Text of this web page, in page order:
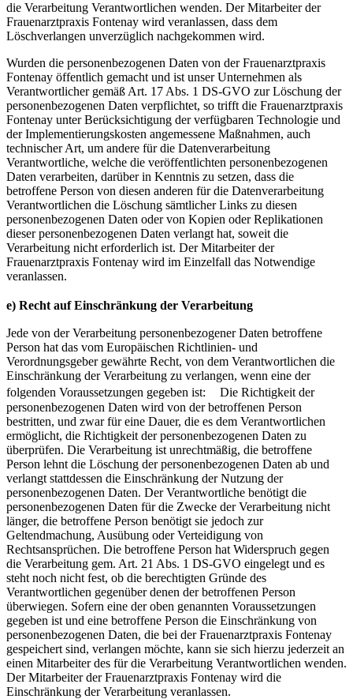
die Verarbeitung Verantwortlichen wenden. Der Mitarbeiter der
Frauenarztpraxis Fontenay wird veranlassen, dass dem
Löschverlangen unverzüglich nachgekommen wird.
Wurden die personenbezogenen Daten von der Frauenarztpraxis
Fontenay öffentlich gemacht und ist unser Unternehmen als
Verantwortlicher gemäß Art. 17 Abs. 1 DS-GVO zur Löschung der
personenbezogenen Daten verpflichtet, so trifft die Frauenarztpraxis
Fontenay unter Berücksichtigung der verfügbaren Technologie und
der Implementierungskosten angemessene Maßnahmen, auch
technischer Art, um andere für die Datenverarbeitung
Verantwortliche, welche die veröffentlichten personenbezogenen
Daten verarbeiten, darüber in Kenntnis zu setzen, dass die
betroffene Person von diesen anderen für die Datenverarbeitung
Verantwortlichen die Löschung sämtlicher Links zu diesen
personenbezogenen Daten oder von Kopien oder Replikationen
dieser personenbezogenen Daten verlangt hat, soweit die
Verarbeitung nicht erforderlich ist. Der Mitarbeiter der
Frauenarztpraxis Fontenay wird im Einzelfall das Notwendige
veranlassen.
e) Recht auf Einschränkung der Verarbeitung
Jede von der Verarbeitung personenbezogener Daten betroffene
Person hat das vom Europäischen Richtlinien- und
Verordnungsgeber gewährte Recht, von dem Verantwortlichen die
Einschränkung der Verarbeitung zu verlangen, wenn eine der
folgenden Voraussetzungen gegeben ist: Die Richtigkeit der
personenbezogenen Daten wird von der betroffenen Person
bestritten, und zwar für eine Dauer, die es dem Verantwortlichen
ermöglicht, die Richtigkeit der personenbezogenen Daten zu
überprüfen. Die Verarbeitung ist unrechtmäßig, die betroffene
Person lehnt die Löschung der personenbezogenen Daten ab und
verlangt stattdessen die Einschränkung der Nutzung der
personenbezogenen Daten. Der Verantwortliche benötigt die
personenbezogenen Daten für die Zwecke der Verarbeitung nicht
länger, die betroffene Person benötigt sie jedoch zur
Geltendmachung, Ausübung oder Verteidigung von
Rechtsansprüchen. Die betroffene Person hat Widerspruch gegen
die Verarbeitung gem. Art. 21 Abs. 1 DS-GVO eingelegt und es
steht noch nicht fest, ob die berechtigten Gründe des
Verantwortlichen gegenüber denen der betroffenen Person
überwiegen. Sofern eine der oben genannten Voraussetzungen
gegeben ist und eine betroffene Person die Einschränkung von
personenbezogenen Daten, die bei der Frauenarztpraxis Fontenay
gespeichert sind, verlangen möchte, kann sie sich hierzu jederzeit an
einen Mitarbeiter des für die Verarbeitung Verantwortlichen wenden.
Der Mitarbeiter der Frauenarztpraxis Fontenay wird die
Einschränkung der Verarbeitung veranlassen.